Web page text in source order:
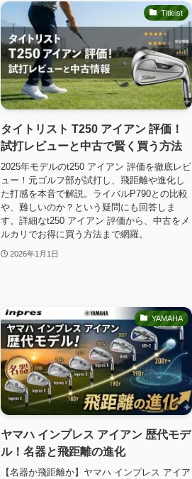
Titleist
タイトリスト T250 アイアン 評価！
試打レビューと中古で賢く買う方法
2025年モデルのt250 アイアン 評価を徹底レビ
ュー！元ゴルフ部が試打し、飛距離や進化し
た打感を本音で解説。ライバルP790との比較
や、難しいのか？という疑問にも回答しま
す。詳細なt250 アイアン 評価から、中古をメ
ルカリでお得に買う方法まで網羅。
2026年1月1日
YAMAHA
ヤマハ インプレス アイアン 歴代モデ
ル！名器と飛距離の進化
【名器か飛距離か】ヤマハ インプレス アイア